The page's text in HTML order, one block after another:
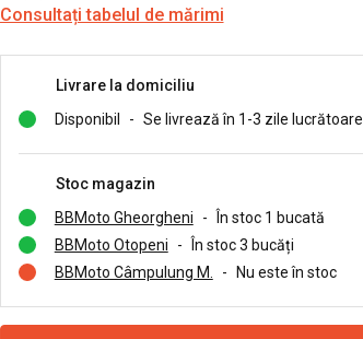
Consultați tabelul de mărimi
Livrare la domiciliu
Disponibil
- Se livrează în 1-3 zile lucrătoare.
Stoc magazin
BBMoto Gheorgheni
-
În stoc 1 bucată
BBMoto Otopeni
-
În stoc 3 bucăți
BBMoto Câmpulung M.
- Nu este în stoc